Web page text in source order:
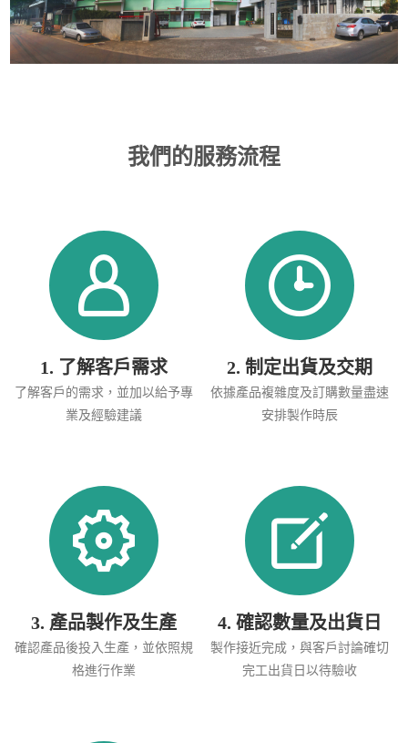
我們的服務流程
1. 了解客戶需求
了解客戶的需求，並加以給予專
業及經驗建議
2. 制定出貨及交期
依據產品複雜度及訂購數量盡速
安排製作時辰
3. 產品製作及生產
確認產品後投入生產，並依照規
格進行作業
4. 確認數量及出貨日
製作接近完成，與客戶討論確切
完工出貨日以待驗收